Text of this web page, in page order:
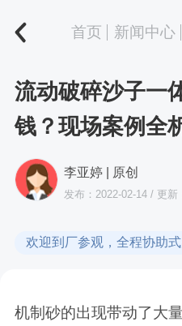
首页 新闻中心
流动破碎沙子一
钱？现场案例全
李亚婷 | 原创
发布：2022-02-14 / 更新
欢迎到厂参观，全程协助式
机制砂的出现带动了大